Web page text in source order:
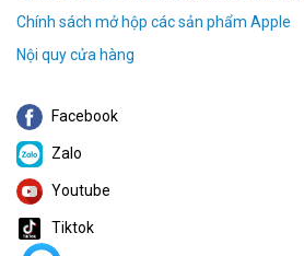
Chính sách mở hộp các sản phẩm Apple
Nội quy cửa hàng
Facebook
Zalo
Youtube
Tiktok